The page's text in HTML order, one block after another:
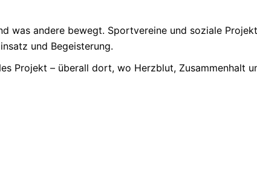
was andere bewegt. Sportvereine und soziale
und Begeisterung.
Projekt – überall dort, wo Herzblut, Zusammenhalt